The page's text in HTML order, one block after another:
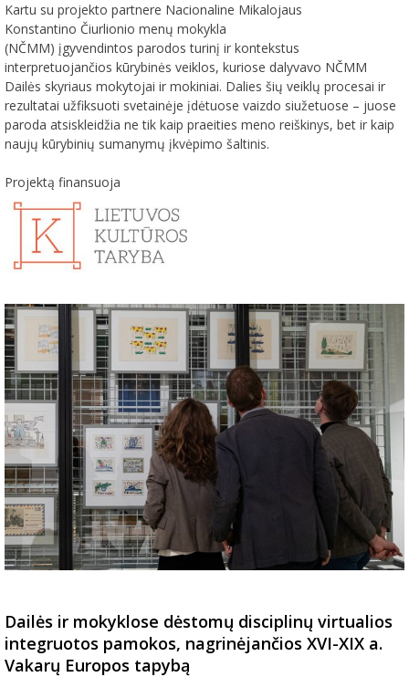
Kartu su projekto partnere Nacionaline Mikalojaus
Konstantino Čiurlionio menų mokykla
(NČMM) įgyvendintos parodos turinį ir kontekstus
interpretuojančios kūrybinės veiklos, kuriose dalyvavo NČMM
Dailės skyriaus mokytojai ir mokiniai. Dalies šių veiklų procesai ir
rezultatai užfiksuoti svetainėje įdėtuose vaizdo siužetuose – juose
paroda atsiskleidžia ne tik kaip praeities meno reiškinys, bet ir kaip
naujų kūrybinių sumanymų įkvėpimo šaltinis.
Projektą finansuoja
Dailės ir mokyklose dėstomų disciplinų virtualios
integruotos pamokos, nagrinėjančios XVI-XIX a.
Vakarų Europos tapybą